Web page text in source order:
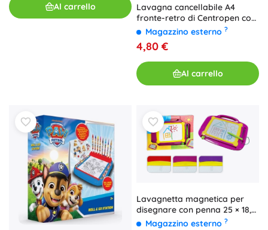
Al carrello
Lavagna cancellabile A4
fronte-retro di Centropen con
pennarelli
Magazzino esterno ?
4,80 €
Al carrello
Lavagnetta magnetica per
disegnare con penna 25 × 18,5
cm – mix di colori
Magazzino esterno ?